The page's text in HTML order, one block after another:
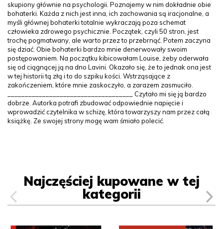
skupiony głównie na psychologii. Poznajemy w nim dokładnie obie
bohaterki. Każda z nich jest inna, ich zachowania są iracjonalne, a
myśli głównej bohaterki totalnie wykraczają poza schemat
człowieka zdrowego psychicznie. Początek, czyli 50 stron, jest
trochę pogmatwany, ale warto przez to przebrnąć. Potem zaczyna
się dziać. Obie bohaterki bardzo mnie denerwowały swoim
postępowaniem. Na początku kibicowałam Louise, żeby oderwała
się od ciągnącej ją na dno Lavini. Okazało się, że to jednak ona jest
w tej historii tą złą i to do szpiku kości. Wstrząsające z
zakończeniem, które mnie zaskoczyło, a zarazem zasmuciło.
____________________________________ Czytało mi się ją bardzo
dobrze. Autorka potrafi zbudować odpowiednie napięcie i
wprowadzić czytelnika w schizę, która towarzyszy nam przez całą
książkę. Ze swojej strony mogę wam śmiało polecić.
Najczęściej kupowane w tej
kategorii